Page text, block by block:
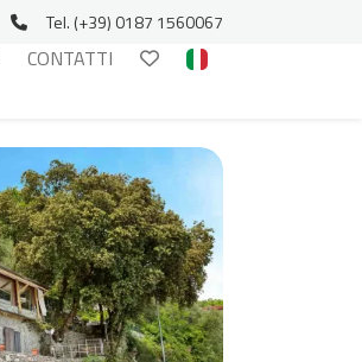
CONTATTI
Tel. (+39) 0187 1560067